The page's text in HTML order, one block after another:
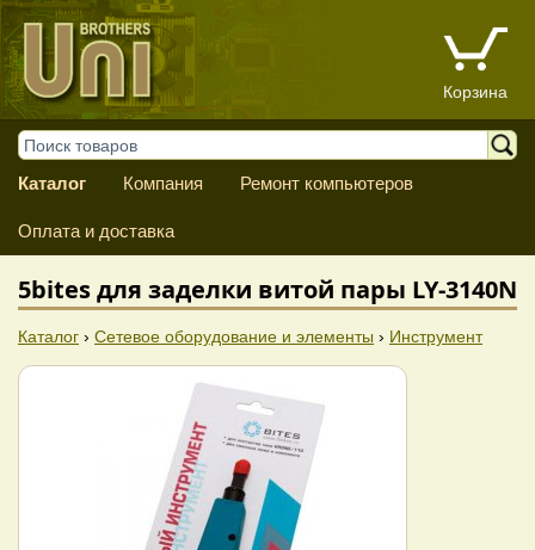
Корзина
Каталог Компания Ремонт компьютеров
Оплата и доставка
5bites для заделки витой пары LY-3140N
Каталог › Сетевое оборудование и элементы › Инструмент